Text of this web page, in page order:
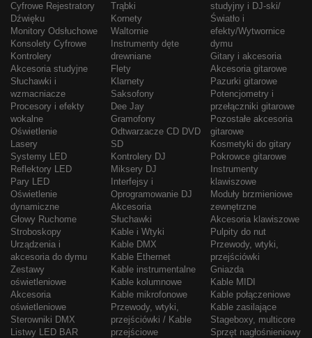
Cyfrowe Rejestratory
Dźwięku
Monitory Odsłuchowe
Konsolety Cyfrowe
Kontrolery
Akcesoria studyjne
Słuchawki i
wzmacniacze
Procesory i efekty
wokalne
Oświetlenie
Lasery
Systemy LED
Reflektory LED
Pary LED
Oświetlenie
dynamiczne
Głowy Ruchome
Stroboskopy
Urządzenia i
akcesoria do dymu
Zestawy
oświetleniowe
Akcesoria
oświetleniowe
Sterowniki DMX
Listwy LED BAR
Trąbki
Kornety
Waltornie
Instrumenty dęte
drewniane
Flety
Klarnety
Saksofony
Dee Jay
Gramofony
Odtwarzacze CD DVD
SD
Kontrolery DJ
Miksery DJ
Interfejsy i
Oprogramowanie DJ
Akcesoria
Słuchawki
Kable i Wtyki
Kable DMX
Kable Ethernet
Kable instrumentalne
Kable kolumnowe
Kable mikrofonowe
Przewody, wtyki,
przejściówki / Kable
przejściowe
studyjny i DJ-ski/
Światło i
efekty/Wytwornice
dymu
Gitary i akcesoria
Akcesoria gitarowe
Pazurki gitarowe
Potencjometry i
przełączniki gitarowe
Pozostałe akcesoria
gitarowe
Kosmetyki do gitary
Pokrowce gitarowe
Instrumenty
klawiszowe
Moduły brzmieniowe
zewnętrzne
Akcesoria klawiszowe
Pulpity do nut
Przewody, wtyki,
przejściówki
Gniazda
Kable MIDI
Kable połączeniowe
Kable zasilające
Stageboxy, multicore
Sprzęt nagłośnieniowy